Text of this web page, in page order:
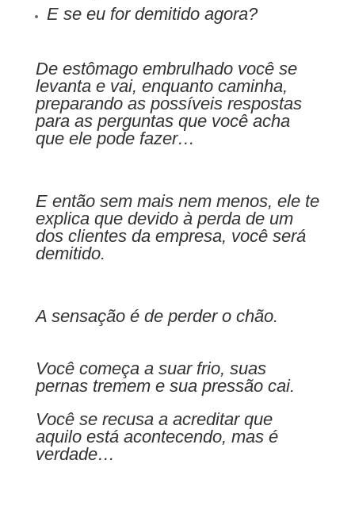
E se eu for demitido agora?
De estômago embrulhado você se
levanta e vai, enquanto caminha,
preparando as possíveis respostas
para as perguntas que você acha
que ele pode fazer…
E então sem mais nem menos, ele te
explica que devido à perda de um
dos clientes da empresa, você será
demitido.
A sensação é de perder o chão.
Você começa a suar frio, suas
pernas tremem e sua pressão cai.
Você se recusa a acreditar que
aquilo está acontecendo, mas é
verdade…